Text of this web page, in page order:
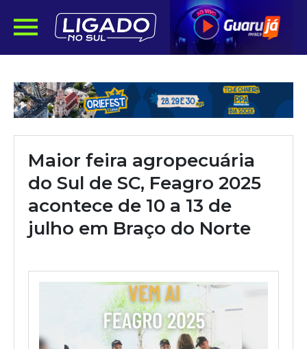
Maior feira agropecuária
do Sul de SC, Feagro 2025
acontece de 10 a 13 de
julho em Braço do Norte